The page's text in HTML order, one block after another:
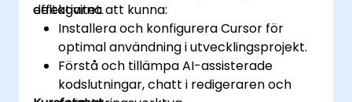
effektivitet.
deltagarna att kunna:
Installera och konfigurera Cursor för
optimal användning i utvecklingsprojekt.
Förstå och tillämpa AI-assisterade
kodslutningar, chatt i redigeraren och